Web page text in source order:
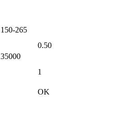
150-265
0.50
35000
1
OK